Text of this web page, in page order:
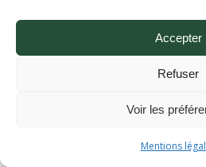
Accepter
Refuser
Voir les
Mentions
Mentions